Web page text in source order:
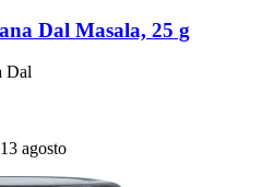
Dal Masala, 25 g
Dal
agosto